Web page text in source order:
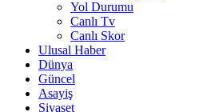
Yol Durumu
Canlı Tv
Canlı Skor
Ulusal Haber
Dünya
Güncel
Asayiş
Siyaset